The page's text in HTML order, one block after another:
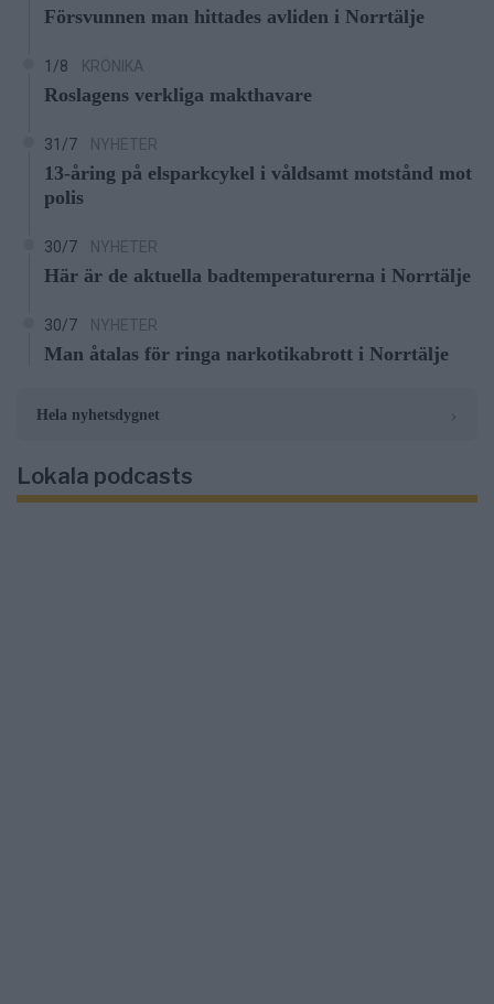
Försvunnen man hittades avliden i Norrtälje
1/8 KRÖNIKA
Roslagens verkliga makthavare
31/7 NYHETER
13-åring på elsparkcykel i våldsamt motstånd mot
polis
30/7 NYHETER
Här är de aktuella badtemperaturerna i Norrtälje
30/7 NYHETER
Man åtalas för ringa narkotikabrott i Norrtälje
Hela nyhetsdygnet
Lokala podcasts